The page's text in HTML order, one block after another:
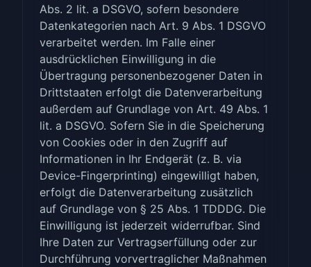
Abs. 2 lit. a DSGVO, sofern besondere
Datenkategorien nach Art. 9 Abs. 1 DSGVO
verarbeitet werden. Im Falle einer
ausdrücklichen Einwilligung in die
Übertragung personenbezogener Daten in
Drittstaaten erfolgt die Datenverarbeitung
außerdem auf Grundlage von Art. 49 Abs. 1
lit. a DSGVO. Sofern Sie in die Speicherung
von Cookies oder in den Zugriff auf
Informationen in Ihr Endgerät (z. B. via
Device-Fingerprinting) eingewilligt haben,
erfolgt die Datenverarbeitung zusätzlich
auf Grundlage von § 25 Abs. 1 TDDDG. Die
Einwilligung ist jederzeit widerrufbar. Sind
Ihre Daten zur Vertragserfüllung oder zur
Durchführung vorvertraglicher Maßnahmen